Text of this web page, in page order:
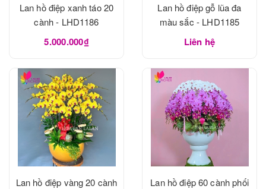
Lan hồ điệp xanh táo 20
cành - LHD1186
5.000.000₫
Lan hồ điệp gỗ lũa đa
màu sắc - LHD1185
Liên hệ
Lan hồ điệp vàng 20 cành
Lan hồ điệp 60 cành phối